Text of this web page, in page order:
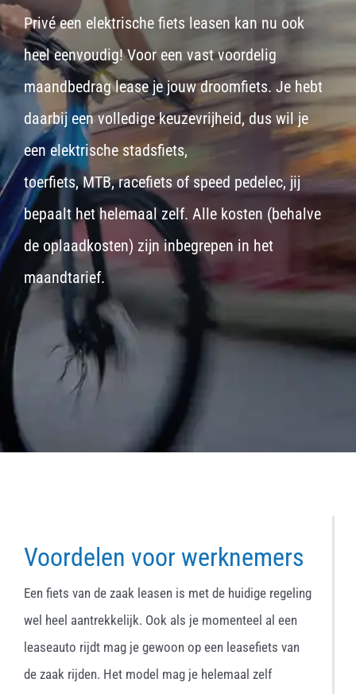
Privé een elektrische fiets leasen kan nu ook
heel eenvoudig! Voor een vast voordelig
maandbedrag lease je jouw droomfiets. Je hebt
daarbij een volledige keuzevrijheid, dus wil je
eenelektrische stadsfiets,
toerfiets,MTB,racefietsof speed pedelec, jij
bepaalt het helemaal zelf. Alle kosten (behalve
de oplaadkosten) zijn inbegrepen in het
maandtarief.
Voordelen voor werknemers
Een fiets van de zaak leasen is met de huidige regeling
wel heel aantrekkelijk. Ook als je momenteel al een
leaseauto rijdt mag je gewoon op een leasefiets van
de zaak rijden. Het model mag je helemaal zelf